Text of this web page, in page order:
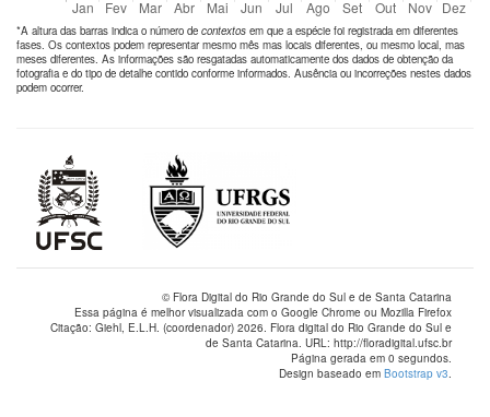
*A altura das barras indica o número de contextos em que a espécie foi registrada em diferentes
fases. Os contextos podem representar mesmo mês mas locais diferentes, ou mesmo local, mas
meses diferentes. As informações são resgatadas automaticamente dos dados de obtenção da
fotografia e do tipo de detalhe contido conforme informados. Ausência ou incorreções nestes dados
podem ocorrer.
© Flora Digital do Rio Grande do Sul e de Santa Catarina
Essa página é melhor visualizada com o Google Chrome ou Mozilla Firefox
Citação: Giehl, E.L.H. (coordenador) 2026. Flora digital do Rio Grande do Sul e
de Santa Catarina. URL: http://floradigital.ufsc.br
Página gerada em 0 segundos.
Design baseado em Bootstrap v3